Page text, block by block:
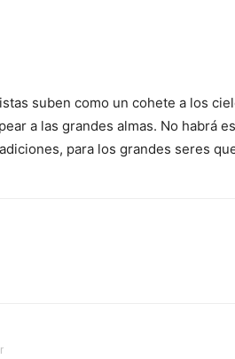
suben como un cohete a los
a las grandes almas. No habrá
para los grandes seres